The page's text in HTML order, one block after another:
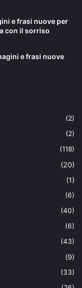
e frasi nuove per
con il sorriso
e frasi nuove
(2)
(2)
(118)
(20)
(1)
(6)
(40)
(6)
(43)
(9)
(33)